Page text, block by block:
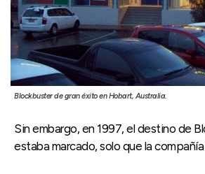
Blockbuster de gran éxito en Hobart, Australia.
Sin embargo, en 1997, el destino de
estaba marcado, solo que la compañía